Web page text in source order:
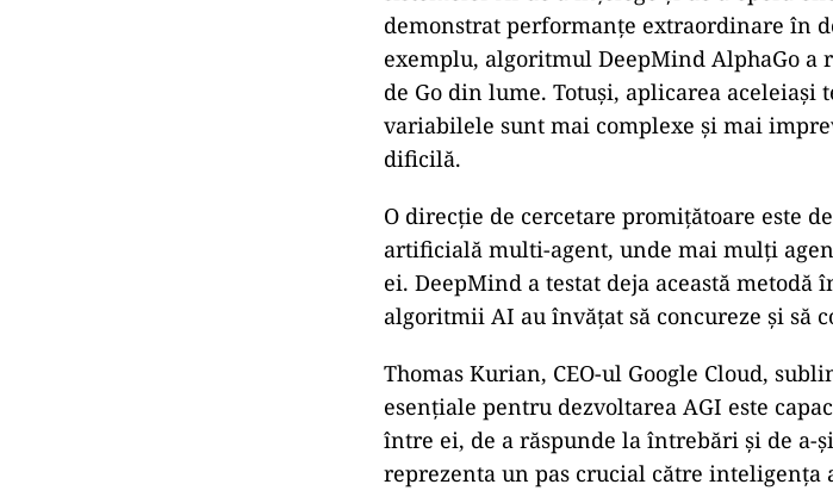
demonstrat performanțe extraordinare în
exemplu, algoritmul DeepMind AlphaGo
de Go din lume. Totuși, aplicarea
variabilele sunt mai complexe și mai
dificilă.
O direcție de cercetare promițătoare este
artificială multi-agent, unde mai mulți
ei. DeepMind a testat deja această metodă
algoritmii AI au învățat să concureze și să
Thomas Kurian, CEO-ul Google Cloud,
esențiale pentru dezvoltarea AGI este
între ei, de a răspunde la întrebări și de a-
reprezenta un pas crucial către inteligența